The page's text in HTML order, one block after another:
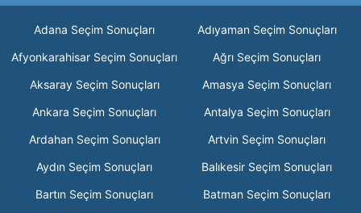
Adana Seçim Sonuçları
Adıyaman Seçim Sonuçları
Afyonkarahisar Seçim Sonuçları
Ağrı Seçim Sonuçları
Aksaray Seçim Sonuçları
Amasya Seçim Sonuçları
Ankara Seçim Sonuçları
Antalya Seçim Sonuçları
Ardahan Seçim Sonuçları
Artvin Seçim Sonuçları
Aydın Seçim Sonuçları
Balıkesir Seçim Sonuçları
Bartın Seçim Sonuçları
Batman Seçim Sonuçları